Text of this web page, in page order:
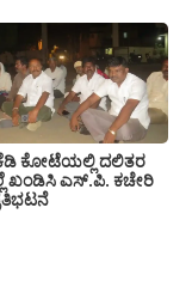
ಕೆಡಿ ಕೋಟೆಯಲ್ಲಿ ದಲಿತರ
ಖಂಡಿಸಿ ಎಸ್.ಪಿ. ಕಚೇರಿ